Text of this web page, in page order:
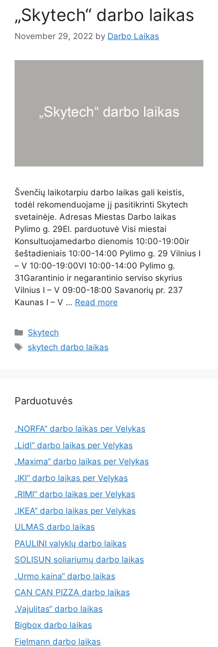
„Skytech“ darbo laikas
November 29, 2022 by Darbo Laikas
Švenčių laikotarpiu darbo laikas gali keistis,
todėl rekomenduojame jį pasitikrinti Skytech
svetainėje. Adresas Miestas Darbo laikas
Pylimo g. 29El. parduotuvė Visi miestai
Konsultuojamedarbo dienomis 10:00-19:00ir
šeštadieniais 10:00-14:00 Pylimo g. 29 Vilnius I
– V 10:00-19:00VI 10:00-14:00 Pylimo g.
31Garantinio ir negarantinio serviso skyrius
Vilnius I – V 09:00-18:00 Savanorių pr. 237
Kaunas I – V … Read more
Skytech
skytech darbo laikas
Parduotuvės
„NORFA“ darbo laikas per Velykas
„Lidl“ darbo laikas per Velykas
„Maxima“ darbo laikas per Velykas
„IKI“ darbo laikas per Velykas
„RIMI“ darbo laikas per Velykas
„IKEA“ darbo laikas per Velykas
ULMAS darbo laikas
PAULINI valyklų darbo laikas
SOLISUN soliariumų darbo laikas
„Urmo kaina“ darbo laikas
CAN CAN PIZZA darbo laikas
„Vajulitas“ darbo laikas
Bigbox darbo laikas
Fielmann darbo laikas